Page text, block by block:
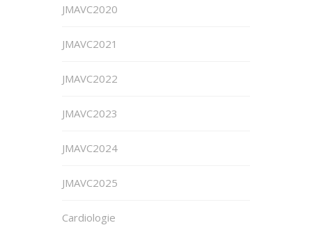
JMAVC2020
JMAVC2021
JMAVC2022
JMAVC2023
JMAVC2024
JMAVC2025
Cardiologie